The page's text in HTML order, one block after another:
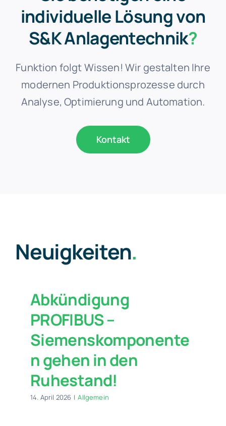
individuelle Lösung von
S&K Anlagentechnik?
Funktion folgt Wissen! Wir gestalten Ihre
modernen Produktionsprozesse durch
Analyse, Optimierung und Automation.
Kontakt
Neuigkeiten.
Abkündigung
PROFIBUS –
Siemenskomponente
n gehen in den
Ruhestand!
14. April 2026 | Allgemein